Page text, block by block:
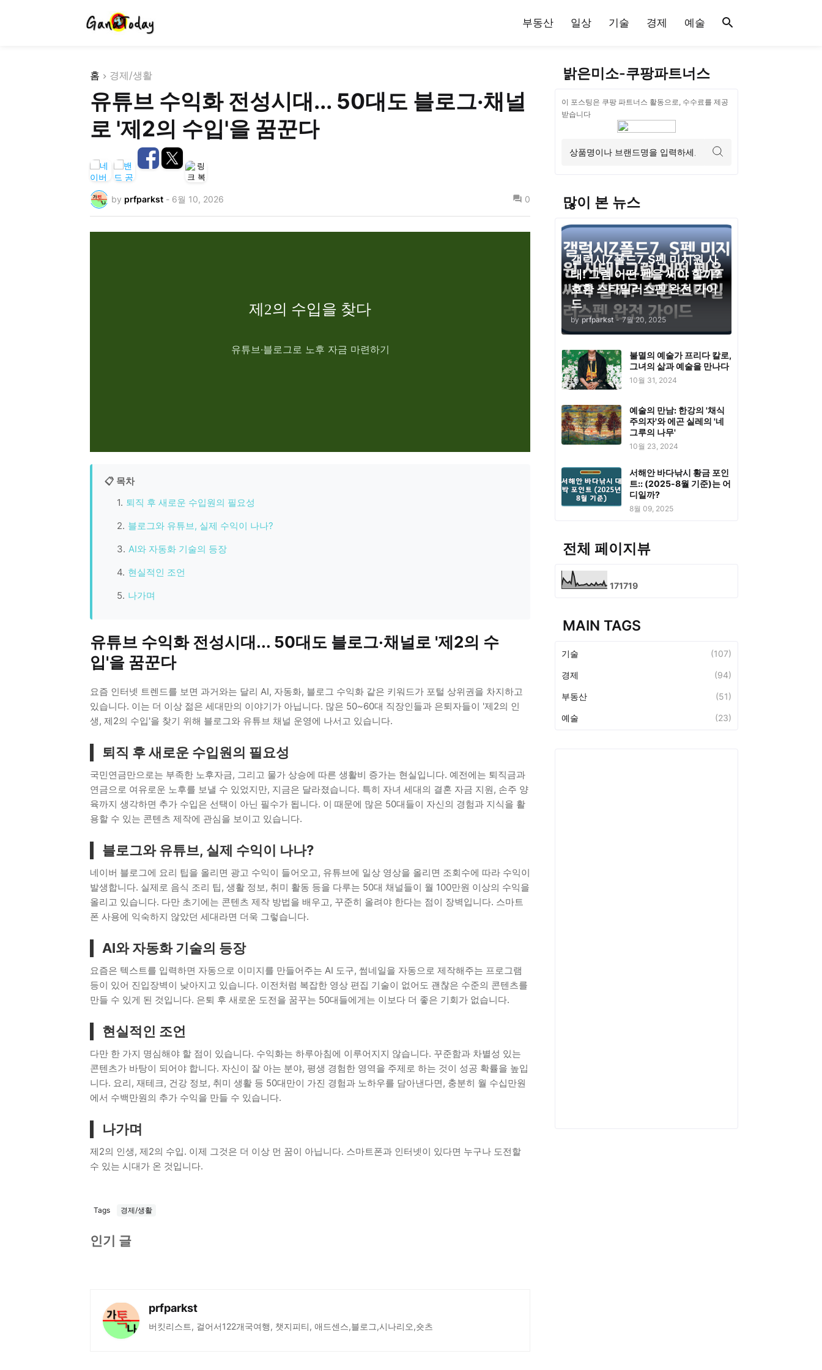
부동산 일상 기술 경제 예술
홈 경제/생활
유튜브 수익화 전성시대... 50대도 블로그·채널
로 '제2의 수입'을 꿈꾼다
by prfparkst - 6월 10, 2026 0
제2의 수입을 찾다
유튜브·블로그로 노후 자금 마련하기
📋 목차
퇴직 후 새로운 수입원의 필요성
블로그와 유튜브, 실제 수익이 나나?
AI와 자동화 기술의 등장
현실적인 조언
나가며
유튜브 수익화 전성시대... 50대도 블로그·채널로 '제2의 수
입'을 꿈꾼다
요즘 인터넷 트렌드를 보면 과거와는 달리 AI, 자동화, 블로그 수익화 같은 키워드가 포털 상위권을 차지하고
있습니다. 이는 더 이상 젊은 세대만의 이야기가 아닙니다. 많은 50~60대 직장인들과 은퇴자들이 '제2의 인
생, 제2의 수입'을 찾기 위해 블로그와 유튜브 채널 운영에 나서고 있습니다.
퇴직 후 새로운 수입원의 필요성
국민연금만으로는 부족한 노후자금, 그리고 물가 상승에 따른 생활비 증가는 현실입니다. 예전에는 퇴직금과
연금으로 여유로운 노후를 보낼 수 있었지만, 지금은 달라졌습니다. 특히 자녀 세대의 결혼 자금 지원, 손주 양
육까지 생각하면 추가 수입은 선택이 아닌 필수가 됩니다. 이 때문에 많은 50대들이 자신의 경험과 지식을 활
용할 수 있는 콘텐츠 제작에 관심을 보이고 있습니다.
블로그와 유튜브, 실제 수익이 나나?
네이버 블로그에 요리 팁을 올리면 광고 수익이 들어오고, 유튜브에 일상 영상을 올리면 조회수에 따라 수익이
발생합니다. 실제로 음식 조리 팁, 생활 정보, 취미 활동 등을 다루는 50대 채널들이 월 100만원 이상의 수익을
올리고 있습니다. 다만 초기에는 콘텐츠 제작 방법을 배우고, 꾸준히 올려야 한다는 점이 장벽입니다. 스마트
폰 사용에 익숙하지 않았던 세대라면 더욱 그렇습니다.
AI와 자동화 기술의 등장
요즘은 텍스트를 입력하면 자동으로 이미지를 만들어주는 AI 도구, 썸네일을 자동으로 제작해주는 프로그램
등이 있어 진입장벽이 낮아지고 있습니다. 이전처럼 복잡한 영상 편집 기술이 없어도 괜찮은 수준의 콘텐츠를
만들 수 있게 된 것입니다. 은퇴 후 새로운 도전을 꿈꾸는 50대들에게는 이보다 더 좋은 기회가 없습니다.
현실적인 조언
다만 한 가지 명심해야 할 점이 있습니다. 수익화는 하루아침에 이루어지지 않습니다. 꾸준함과 차별성 있는
콘텐츠가 바탕이 되어야 합니다. 자신이 잘 아는 분야, 평생 경험한 영역을 주제로 하는 것이 성공 확률을 높입
니다. 요리, 재테크, 건강 정보, 취미 생활 등 50대만이 가진 경험과 노하우를 담아낸다면, 충분히 월 수십만원
에서 수백만원의 추가 수익을 만들 수 있습니다.
나가며
제2의 인생, 제2의 수입. 이제 그것은 더 이상 먼 꿈이 아닙니다. 스마트폰과 인터넷이 있다면 누구나 도전할
수 있는 시대가 온 것입니다.
Tags 경제/생활
인기 글
prfparkst
버킷리스트, 걸어서122개국여행, 챗지피티, 애드센스,블로그,시나리오,숏츠
밝은미소-쿠팡파트너스
이 포스팅은 쿠팡 파트너스 활동으로, 수수료를 제공
받습니다
많이 본 뉴스
갤럭시Z폴드7, S펜 미지원 사
태! 그럼 어떤 펜을 써야 할까?
호환 스타일러스펜 완전 가이
드
by prfparkst - 7월 20, 2025
불멸의 예술가 프리다 칼로,
그녀의 삶과 예술을 만나다
10월 31, 2024
예술의 만남: 한강의 '채식
주의자'와 에곤 실레의 '네
그루의 나무'
10월 23, 2024
서해안 바다낚시 황금 포인
트:: (2025-8월 기준)는 어
디일까?
8월 09, 2025
전체 페이지뷰
171719
MAIN TAGS
기술 (107)
경제 (94)
부동산 (51)
예술 (23)